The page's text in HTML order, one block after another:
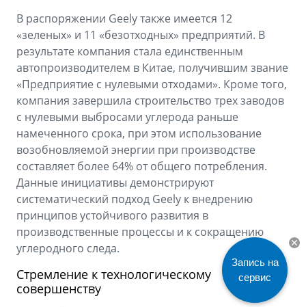
В распоряжении Geely также имеется 12
«зеленых» и 11 «безотходных» предприятий. В
результате компания стала единственным
автопроизводителем в Китае, получившим звание
«Предприятие с нулевыми отходами». Кроме того,
компания завершила строительство трех заводов
с нулевыми выбросами углерода раньше
намеченного срока, при этом использование
возобновляемой энергии при производстве
составляет более 64% от общего потребления.
Данные инициативы демонстрируют
систематический подход Geely к внедрению
принципов устойчивого развития в
производственные процессы и к сокращению
углеродного следа.
Стремление к технологическому
совершенству
Запись на
сервис